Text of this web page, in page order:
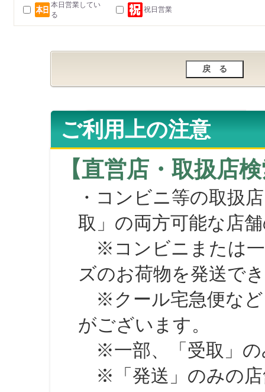
本日営業してい
る
祝日営業
ご利用上の注意
【直営店・取扱店
・コンビニ等の取扱
取」の両方可能な店
※コンビニまたは一
ズのお荷物を発送で
※クール宅急便など
がございます。
※一部、「受取」の
※「発送」のみの店